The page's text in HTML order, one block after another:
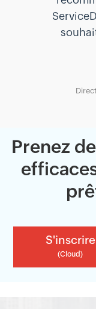
Prenez
S'inscrire
(Cloud)